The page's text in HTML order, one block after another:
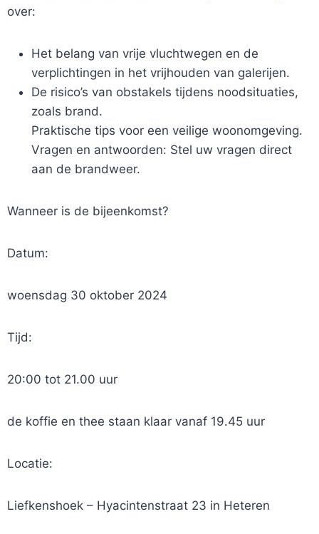
over:
Het belang van vrije vluchtwegen en de
verplichtingen in het vrijhouden van galerijen.
De risico’s van obstakels tijdens noodsituaties,
zoals brand.
Praktische tips voor een veilige woonomgeving.
Vragen en antwoorden: Stel uw vragen direct
aan de brandweer.
Wanneer is de bijeenkomst?
Datum:
woensdag 30 oktober 2024
Tijd:
20:00 tot 21.00 uur
de koffie en thee staan klaar vanaf 19.45 uur
Locatie:
Liefkenshoek – Hyacintenstraat 23 in Heteren